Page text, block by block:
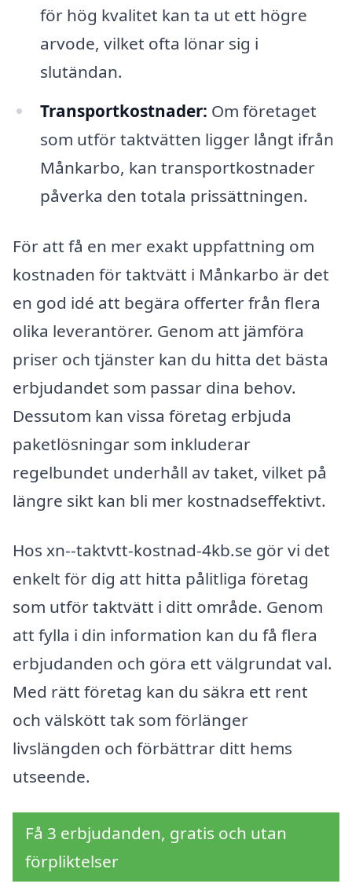
för hög kvalitet kan ta ut ett högre
arvode, vilket ofta lönar sig i
slutändan.
Transportkostnader: Om företaget
som utför taktvätten ligger långt ifrån
Månkarbo, kan transportkostnader
påverka den totala prissättningen.
För att få en mer exakt uppfattning om
kostnaden för taktvätt i Månkarbo är det
en god idé att begära offerter från flera
olika leverantörer. Genom att jämföra
priser och tjänster kan du hitta det bästa
erbjudandet som passar dina behov.
Dessutom kan vissa företag erbjuda
paketlösningar som inkluderar
regelbundet underhåll av taket, vilket på
längre sikt kan bli mer kostnadseffektivt.
Hos xn--taktvtt-kostnad-4kb.se gör vi det
enkelt för dig att hitta pålitliga företag
som utför taktvätt i ditt område. Genom
att fylla i din information kan du få flera
erbjudanden och göra ett välgrundat val.
Med rätt företag kan du säkra ett rent
och välskött tak som förlänger
livslängden och förbättrar ditt hems
utseende.
Få 3 erbjudanden, gratis och utan
förpliktelser